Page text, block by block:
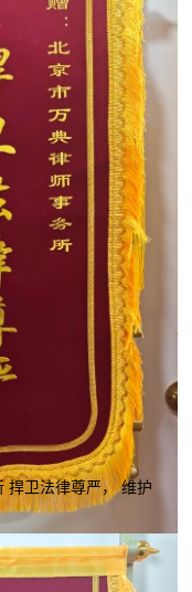
捍卫法律尊严， 维护